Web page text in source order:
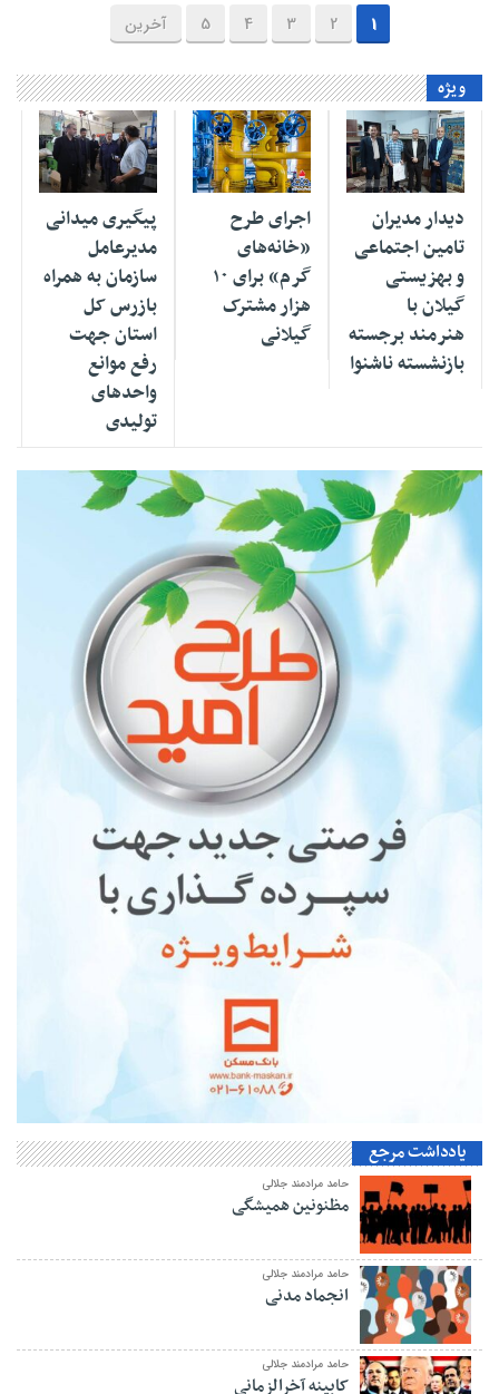
1
2
3
4
5 آخرین
ویژه
۰۶ مرداد ۱۴۰۵
دیدار مدیران
تامین اجتماعی
و بهزیستی
گیلان با
هنرمند برجسته
بازنشسته ناشنوا
۰۶ مرداد ۱۴۰۵
اجرای طرح
«خانه‌های
گرم» برای ۱۰
هزار مشترک
گیلانی
۰۷ تیر ۱۴۰۵
پیگیری میدانی
مدیرعامل
سازمان به همراه
بازرس کل
استان جهت
رفع موانع
واحدهای
تولیدی
یادداشت مرجع
حامد مرادمند جلالی
مظنونین همیشگی
حامد مرادمند جلالی
انجماد مدنی
حامد مرادمند جلالی
کابینه آخرالزمانی